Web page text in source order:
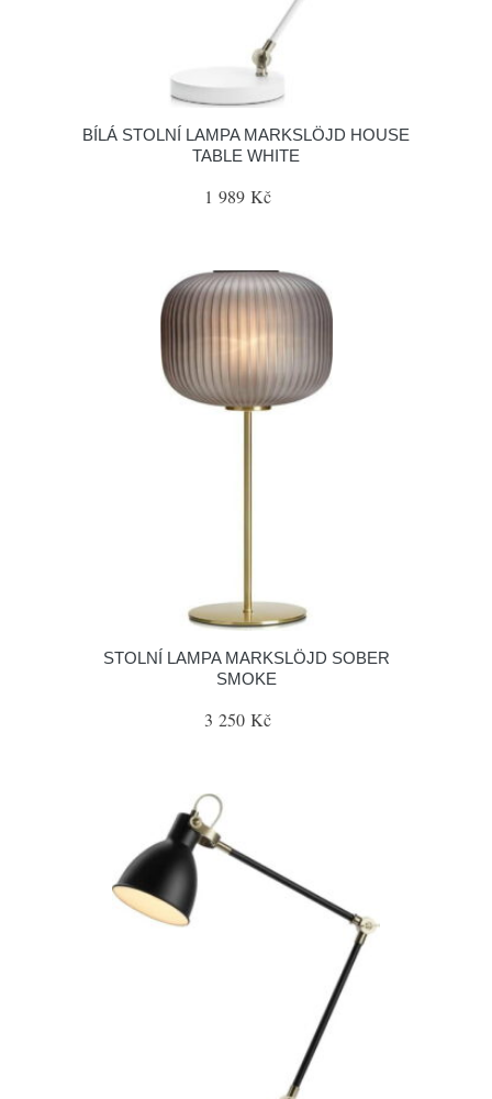
BÍLÁ STOLNÍ LAMPA MARKSLÖJD HOUSE
TABLE WHITE
1 989 Kč
STOLNÍ LAMPA MARKSLÖJD SOBER
SMOKE
3 250 Kč